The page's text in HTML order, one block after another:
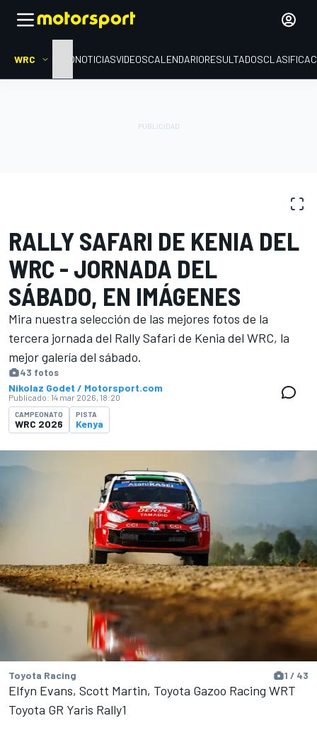
WRC INICIONOTICIASVIDEOSCALENDARIORESULTADOS
RALLY SAFARI DE KENIA DEL
WRC - JORNADA DEL
SÁBADO, EN IMÁGENES
Mira nuestra selección de las mejores fotos de la
tercera jornada del Rally Safari de Kenia del WRC, la
mejor galería del sábado.
43 fotos
Nikolaz Godet / Motorsport.com
Publicado: 14 mar 2026, 18:20
CAMPEONATO
WRC 2026
PISTA
Kenya
Toyota Racing 1 / 43
Elfyn Evans, Scott Martin, Toyota Gazoo Racing WRT
Toyota GR Yaris Rally1